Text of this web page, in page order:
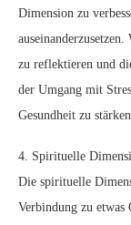
Dimension zu
zu reflektieren und
der Umgang mit
Gesundheit zu
4. Spirituelle
Die spirituelle
Verbindung zu etwas